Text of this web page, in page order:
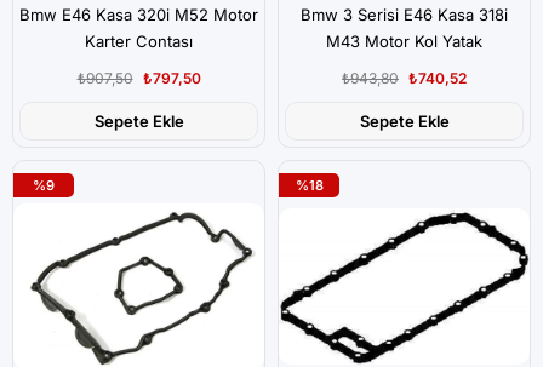
Bmw E46 Kasa 320i M52 Motor
Karter Contası
₺797,50
₺907,50
Sepete Ekle
Bmw 3 Serisi E46 Kasa 318i
M43 Motor Kol Yatak
₺740,52
₺943,80
Sepete Ekle
%9 %18